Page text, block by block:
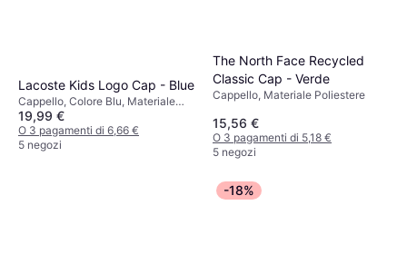
Lacoste Kids Logo Cap - Blue
Cappello, Colore Blu, Materiale
Cotone, Tinta unita
19,99 €
O 3 pagamenti di 6,66 €
5 negozi
The North Face Recycled
Classic Cap - Verde
Cappello, Materiale Poliestere
15,56 €
O 3 pagamenti di 5,18 €
5 negozi
-18%